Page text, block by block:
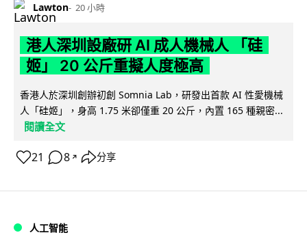
Lawton 20 小時
港人深圳設廠研 AI 成人機械人 「硅
姬」 20 公斤重擬人度極高
香港人於深圳創辦初創 Somnia Lab，研發出首款 AI 性愛機械
人「硅姬」，身高 1.75 米卻僅重 20 公斤，內置 165 種親密...
閱讀全文
21 8 ↗ 分享
人工智能